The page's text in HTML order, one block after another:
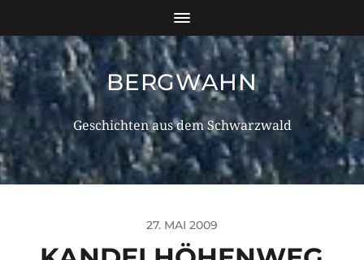
BERGWAHN
Geschichten aus dem Schwarzwald
27. MAI 2009